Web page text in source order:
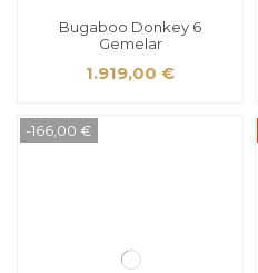
Bugaboo Donkey 6
Gemelar
1.919,00 €
-166,00 €